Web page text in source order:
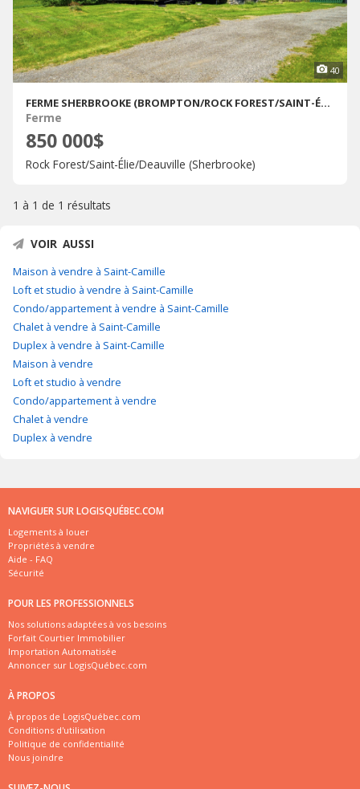
40
FERME SHERBROOKE (BROMPTON/ROCK FOREST/SAINT-ÉLIE/DEAUVILLE) � VENDRE
Ferme
850 000$
Rock Forest/Saint-Élie/Deauville (Sherbrooke)
1 à 1 de 1 résultats
VOIR AUSSI
Maison à vendre à Saint-Camille
Loft et studio à vendre à Saint-Camille
Condo/appartement à vendre à Saint-Camille
Chalet à vendre à Saint-Camille
Duplex à vendre à Saint-Camille
Maison à vendre
Loft et studio à vendre
Condo/appartement à vendre
Chalet à vendre
Duplex à vendre
NAVIGUER SUR LOGISQUÉBEC.COM
Logements à louer
Propriétés à vendre
Aide - FAQ
Sécurité
POUR LES PROFESSIONNELS
Nos solutions adaptées à vos besoins
Forfait Courtier Immobilier
Importation Automatisée
Annoncer sur LogisQuébec.com
À PROPOS
À propos de LogisQuébec.com
Conditions d'utilisation
Politique de confidentialité
Nous joindre